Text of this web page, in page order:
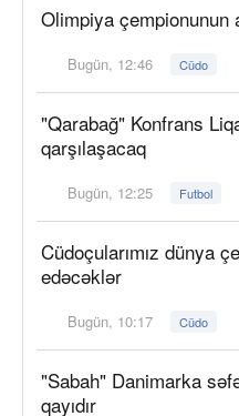
Olimpiya çempionunun
Bugün, 12:46 Cüdo
"Qarabağ" Konfrans
qarşılaşacaq
Bugün, 12:25 Futbol
Cüdoçularımız dünya
edəcəklər
Bugün, 10:17 Cüdo
"Sabah" Danimarka
qayıdır